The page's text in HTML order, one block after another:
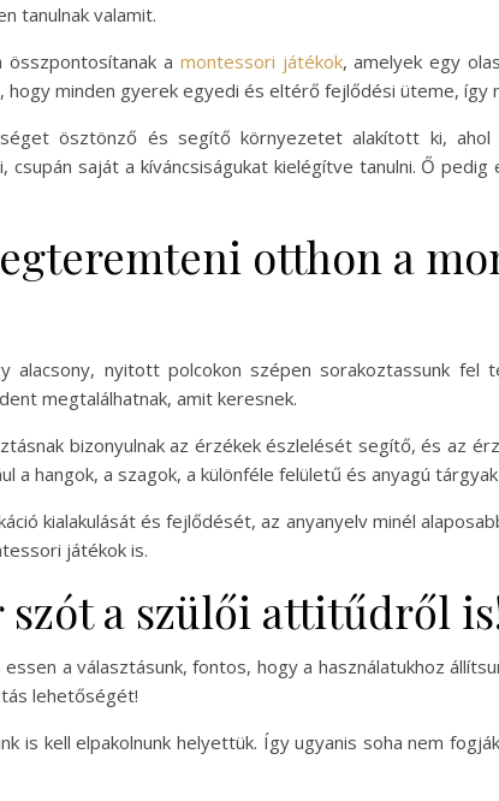
tanulnak valamit.
összpontosítanak a montessori játékok, amelyek egy
minden gyerek egyedi és eltérő fejlődési üteme, így
ösztönző és segítő környezetet alakított ki,
csupán saját a kíváncsiságukat kielégítve tanulni. Ő
otthon a
alacsony, nyitott polcokon szépen sorakoztassunk
megtalálhatnak, amit keresnek.
bizonyulnak az érzékek észlelését segítő, és az
a hangok, a szagok, a különféle felületű és anyagú
kialakulását és fejlődését, az anyanyelv minél
játékok is.
a szülői attitűdről
a választásunk, fontos, hogy a használatukhoz
lehetőségét!
is kell elpakolnunk helyettük. Így ugyanis soha nem